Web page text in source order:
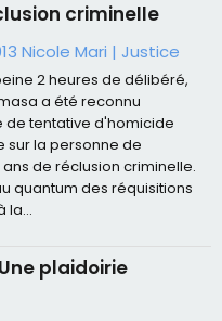
criminelle
Nicole Mari |Justice
2 heures de délibéré,
a été reconnu
de tentative d'homicide
sur la personne de
de réclusion criminelle.
quantum des réquisitions
la...
plaidoirie